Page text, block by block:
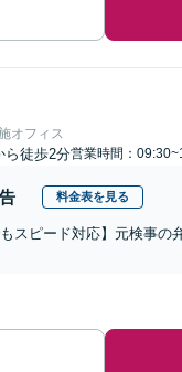
オフィス
ら徒歩2分営業時間：
料金表を見る
スピード対応】元検事